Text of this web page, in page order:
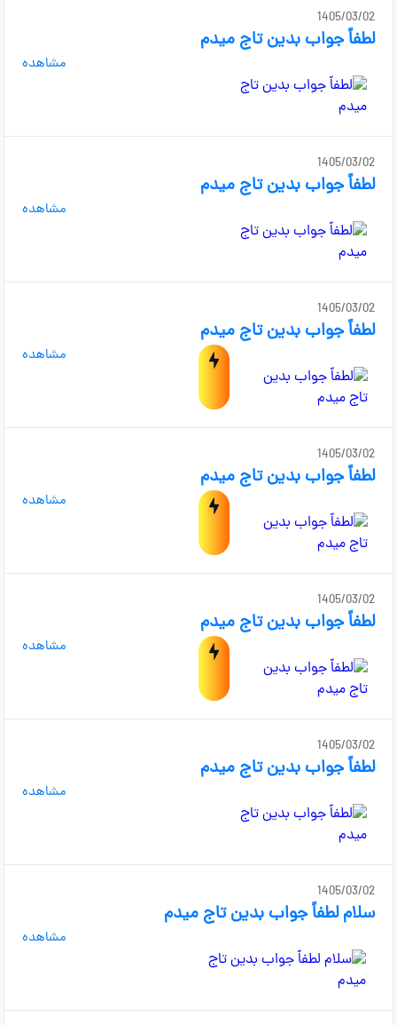
1405/03/02
لطفاً جواب بدین تاج میدم
مشاهده
1405/03/02
لطفاً جواب بدین تاج میدم
مشاهده
1405/03/02
لطفاً جواب بدین تاج میدم
مشاهده
1405/03/02
لطفاً جواب بدین تاج میدم
مشاهده
1405/03/02
لطفاً جواب بدین تاج میدم
مشاهده
1405/03/02
لطفاً جواب بدین تاج میدم
مشاهده
1405/03/02
سلام لطفاً جواب بدین تاج میدم
مشاهده